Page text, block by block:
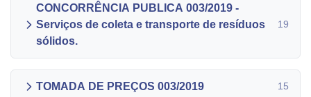
CONCORRÊNCIA PUBLICA 003/2019 -
Serviços de coleta e transporte de resíduos
sólidos.
19
TOMADA DE PREÇOS 003/2019 15